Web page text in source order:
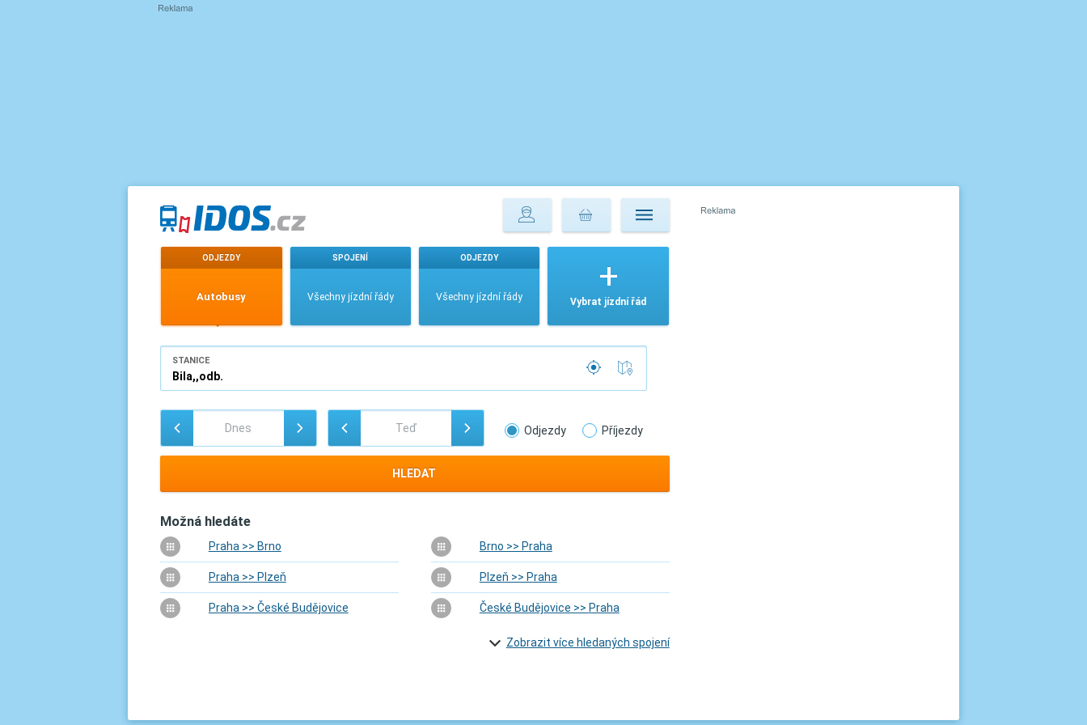
ODJEZDY
Autobusy
SPOJENÍ
Všechny jízdní řády
ODJEZDY
Všechny jízdní řády Vybrat jízdní řád
STANICE
Odjezdy Příjezdy
HLEDAT
Možná hledáte
Praha >> Brno Brno >> Praha
Praha >> Plzeň Plzeň >> Praha
Praha >> České Budějovice České Budějovice >> Praha
Zobrazit více hledaných spojení